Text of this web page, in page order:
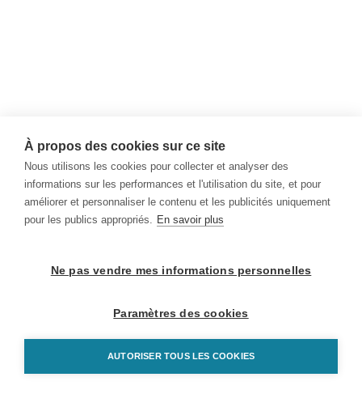
À propos des cookies sur ce site
Nous utilisons les cookies pour collecter et analyser des
informations sur les performances et l'utilisation du site, et pour
améliorer et personnaliser le contenu et les publicités uniquement
pour les publics appropriés. En savoir plus
Ne pas vendre mes informations personnelles
Paramètres des cookies
AUTORISER TOUS LES COOKIES